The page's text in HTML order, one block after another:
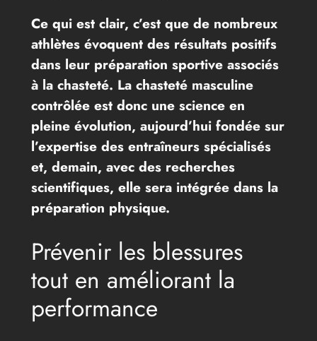
Ce qui est clair, c’est que de nombreux
athlètes évoquent des résultats positifs
dans leur préparation sportive associés
à la chasteté. La chasteté masculine
contrôlée est donc une science en
pleine évolution, aujourd’hui fondée sur
l’expertise des entraîneurs spécialisés
et, demain, avec des recherches
scientifiques, elle sera intégrée dans la
préparation physique.
Prévenir les blessures
tout en améliorant la
performance